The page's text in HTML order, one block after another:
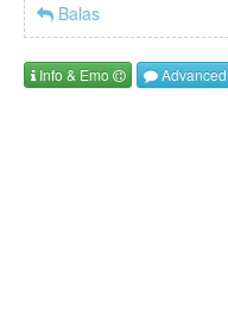
Balas
Info & Emo Advanced